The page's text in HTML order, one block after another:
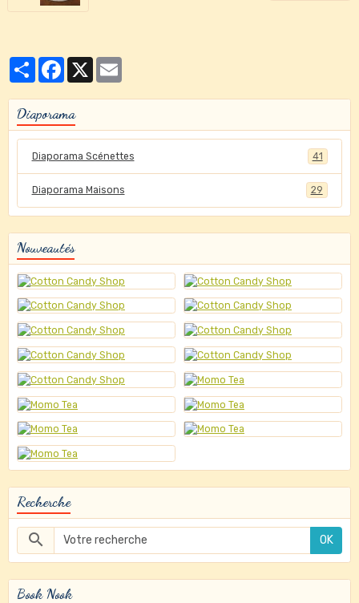
PartagerFacebook
Diaporama
Diaporama Scénettes 41
Diaporama Maisons 29
Nouveautés
Recherche
OK
Book Nook